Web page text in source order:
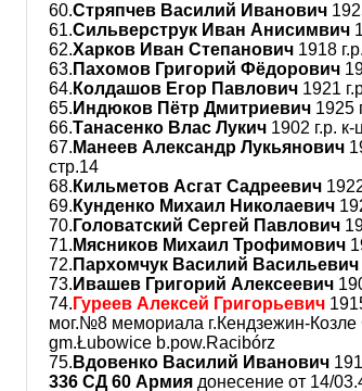
60.Стряпчев Василий Иванович
61.Сильверструк Иван Анисимвич
62.Харков Иван Степанович 1918
63. Пахомов Григорий Фёдорович
64. Колдашов Егор Павлович 1921
65. Индюков Пётр Дмитриевич 1925
66.Танасенко Влас Лукич 1902 г.р.
67. Манеев Александр Лукьянович
стр.14
68. Кильметов Асгат Садреевич
69. Кунденко Михаил Николаевич
70. Головатский Сергей Павлович
71. Мясников Михаил Трофимович
72. Пархомчук Василий Васильевич
73. Ивашев Григорий Алексеевич
74. Гуреев Алексей Григорьевич
мог.№8 мемориала г.Кендзежин-
gm.Łubowice b.pow.Racibórz
75. Вдовенко Василий Иванович
336 СД 60 Армия донесение от 14/